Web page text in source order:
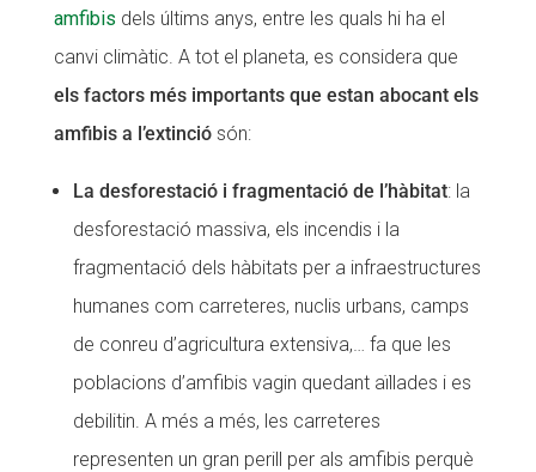
amfibis dels últims anys, entre les quals hi ha el
canvi climàtic. A tot el planeta, es considera que
els factors més importants que estan abocant els
amfibis a l’extinciósón:
La desforestació i fragmentació de l’hàbitat: la
desforestació massiva, els incendis i la
fragmentació dels hàbitats per a infraestructures
humanes com carreteres, nuclis urbans, camps
de conreu d’agricultura extensiva,… fa que les
poblacions d’amfibis vagin quedant aïllades i es
debilitin. A més a més, les carreteres
representen un gran perill per als amfibis perquè
Notícies
Butlletins
Diari de la Fundació
Xarxes socials
COL·LABORA
Fes voluntariat
Fes un donatiu
Notícies
Butlletins
Diari de la Fundació
Xarxes socials
COL·LABORA
Fes voluntariat
Fes un donatiu